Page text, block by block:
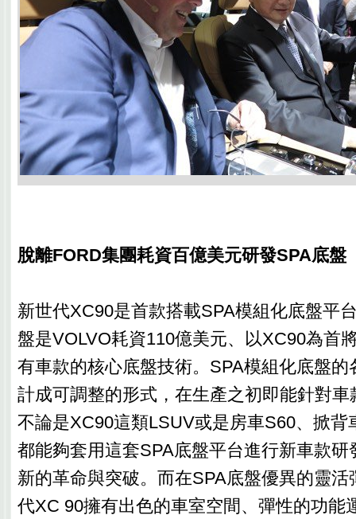
脫離FORD集團耗資百億美元研發SPA底盤
新世代XC90是首款搭載SPA模組化底盤平
盤是VOLVO耗資110億美元、以XC90為首
有車款的核心底盤技術。SPA模組化底盤的
計成可調整的形式，在生產之初即能針對
不論是XC90這類LSUV或是房車S60、掀背
都能夠套用這套SPA底盤平台進行新車款研
新的革命與突破。而在SPA底盤優異的靈活
代XC 90擁有出色的車室空間、彈性的功能